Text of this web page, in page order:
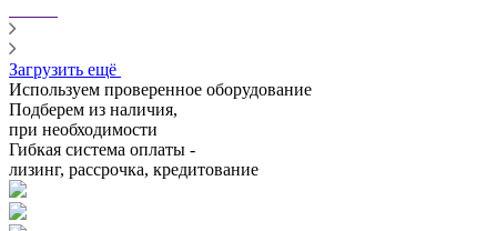
Загрузить ещё
Используем проверенное оборудование
Подберем из наличия,
при необходимости
Гибкая система оплаты -
лизинг, рассрочка, кредитование